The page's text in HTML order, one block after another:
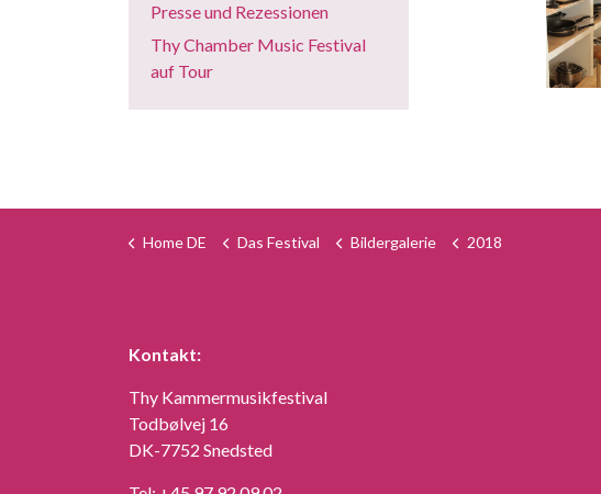
Presse und Rezessionen
Thy Chamber Music Festival
auf Tour
Home DE Das Festival Bildergalerie 2018
Kontakt:
Thy Kammermusikfestival
Todbølvej 16
DK-7752 Snedsted